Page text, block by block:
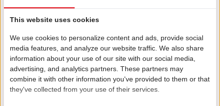
This website uses cookies
We use cookies to personalize content and ads, provide social
media features, and analyze our website traffic. We also share
information about your use of our site with our social media,
advertising, and analytics partners. These partners may
combine it with other information you've provided to them or that
they've collected from your use of their services.